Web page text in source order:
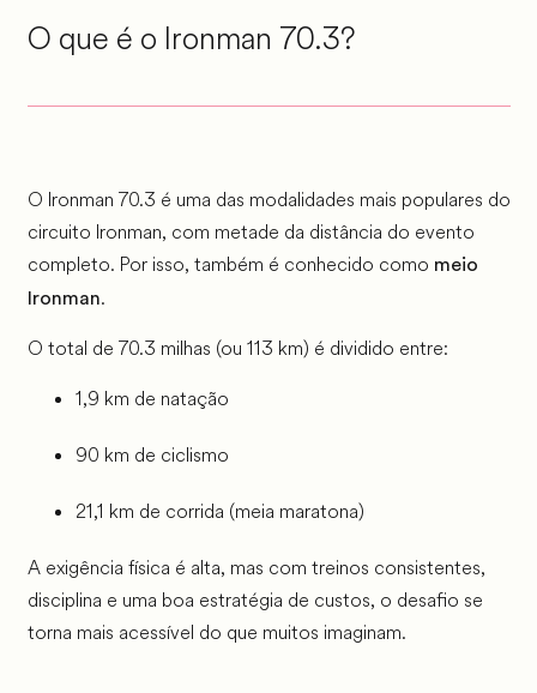
O que é o Ironman 70.3?
O Ironman 70.3 é uma das modalidades mais populares do
circuito Ironman, com metade da distância do evento
completo. Por isso, também é conhecido como meio
Ironman.
O total de 70.3 milhas (ou 113 km) é dividido entre:
1,9 km de natação
90 km de ciclismo
21,1 km de corrida (meia maratona)
A exigência física é alta, mas com treinos consistentes,
disciplina e uma boa estratégia de custos, o desafio se
torna mais acessível do que muitos imaginam.